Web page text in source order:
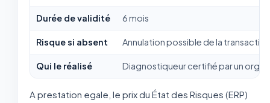
Durée de validité 6 mois
Risque si absent Annulation possible de la transaction
Qui le réalisé Diagnostiqueur certifié par un
A prestation egale, le prix du État des Risques (ERP)